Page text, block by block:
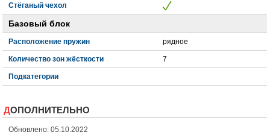
Стёганый чехол
Базовый блок
Расположение пружин рядное
Количество зон жёсткости 7
Подкатегории
ДОПОЛНИТЕЛЬНО
Обновлено: 05.10.2022